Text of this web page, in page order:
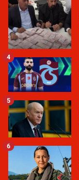
4
5
6